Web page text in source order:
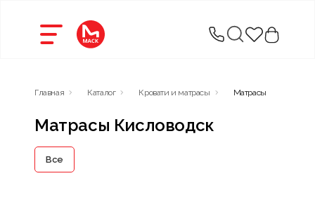
Главная Каталог Кровати и матрасы Матрасы
Матрасы Кисловодск
Все